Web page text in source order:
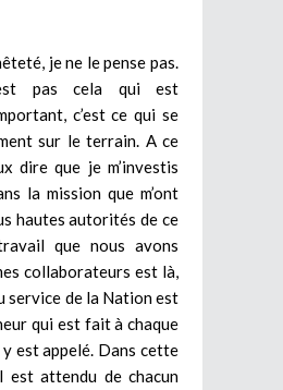
je ne le pense pas.
pas cela qui est
c’est ce qui se
sur le terrain. A ce
dire que je m’investis
la mission que m’ont
hautes autorités de ce
que nous avons
collaborateurs est là,
service de la Nation est
qui est fait à chaque
est appelé. Dans cette
est attendu de chacun